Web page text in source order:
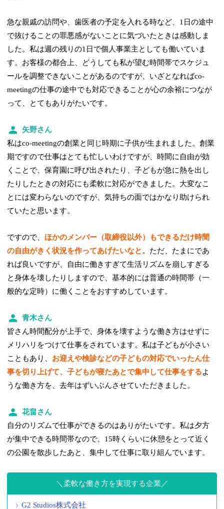
急な親戚の訪問や、歯医者の予定を入れる時など、1日の途中
で抜けることの罪悪感がないことに気づいたときは感動しま
した。私は週の残りの1日で個人事業主としても働いていま
す。お客様の都合上、どうしても私が望む時間帯でスケジュ
ールを調整できないことがあるのですが、いざとなればco-
meetingの仕事の途中でも対応できることが心の余裕につなが
って、とてもありがたいです。
矢野さん
私はco-meetingの創業と同じ時期に子供が生まれました。創業
期ですので仕事はとても忙しいわけですが、時間に自由が効
くことで、保育園に呼び出されたり、子どもが急に熱を出し
たりしたときの対応にも柔軟に対応ができました。大変なこ
とには変わらないのですが、気持ちの面ではかなり助けられ
ていたと思います。
ですので、ほかのメンバー（取締役以外）もできるだけ時間
の自由がきく状況を作ってあげたいなと。 ただ、たまにであ
れば良いですが、自由に働きすぎて生活リズムを崩しすぎる
と身体を壊したりしますので、基本的には普通の時間帯（一
般的な定時）に働くことをおすすめしています。
青木さん
皆さん時間配分が上手で、身体を壊すような働き方はせずに
メリハリをつけて仕事をされています。私は子どもが小さい
こともあり、 お迎えや検診などの子どもの対応でいったん仕
事を切り上げて、子どもが寝たあとで集中して仕事をするよ
うな働き方を、去年はずいぶんさせていただきました。
花畠さん
自分のリズムで仕事ができるのはありがたいです。私は夕方
が集中できる時間帯なので、15時くらいに休憩をとって近く
の公園を散歩したあと、集中して仕事に取り組んでいます。
柔軟な働き方を実現する企業
G2 Studios株式会社